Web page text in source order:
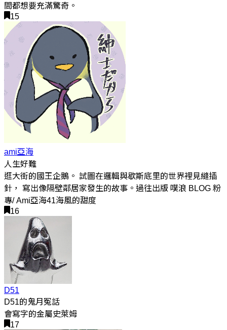
間都想要充滿驚奇。
15
ami亞海
人生好難
逛大街的國王企鵝。 試圖在邏輯與歇斯底里的世界裡見縫插
針， 寫出像隔壁鄰居家發生的故事。過往出版 噗浪 BLOG 粉
專/ Ami亞海41海風的甜度
16
D51
D51的鬼月冤話
會寫字的金屬史萊姆
17